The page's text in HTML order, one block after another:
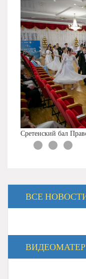
Сретенский бал
ВСЕ